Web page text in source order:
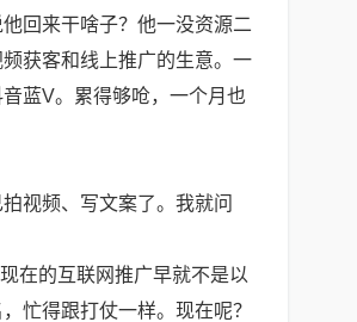
回来干啥子？他一没资源二
获客和线上推广的生意。一
蓝V。累得够呛，一个月也
视频、写文案了。我就问
在的互联网推广早就不是以
忙得跟打仗一样。现在呢？